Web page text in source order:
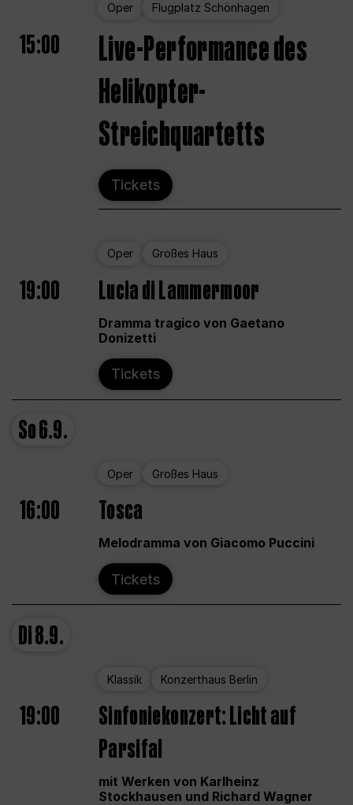
Oper Flugplatz Schönhagen
15:00
Live-Performance des
Helikopter-
Streichquartetts
Tickets
Oper Großes Haus
19:00 Lucia di Lammermoor
Dramma tragico von Gaetano
Donizetti
Tickets
So6.9.
Oper Großes Haus
16:00 Tosca
Melodramma von Giacomo Puccini
Tickets
Di8.9.
Klassik Konzerthaus Berlin
19:00
Sinfoniekonzert: Licht auf
Parsifal
mit Werken von Karlheinz
Stockhausen und Richard Wagner